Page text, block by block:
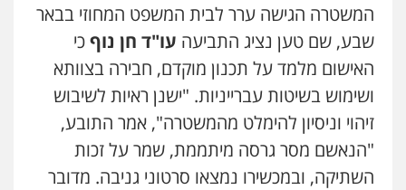
המשטרה הגישה ערר לבית המשפט המחוזי בבאר
שבע, שם טען נציג התביעה עו"ד חן נוףכי
האישום מלמד על תכנון מוקדם, חבירה בצוותא
ושימוש בשיטות עברייניות. "ישנן ראיות לשיבוש
זיהוי וניסיון להימלט מהמשטרה", אמר התובע,
"הנאשם מסר גרסה מיתממת, שמר על זכות
השתיקה, ובמכשירו נמצאו סרטוני גניבה. מדובר
ויקי שמואל – משרד עו"ד
פלילי משפט פלילי
0528959600
קורל קרוז – עורך דין פלילי
משפט פלילי
0545437431